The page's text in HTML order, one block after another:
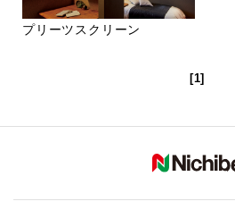
プリーツスクリーン
[1]